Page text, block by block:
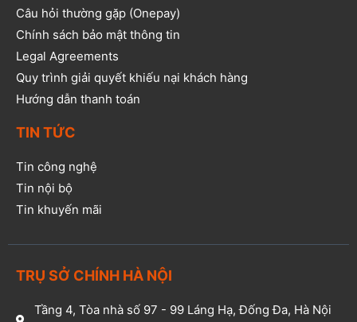
Câu hỏi thường gặp (Onepay)
Chính sách bảo mật thông tin
Legal Agreements
Quy trình giải quyết khiếu nại khách hàng
Hướng dẫn thanh toán
TIN TỨC
Tin công nghệ
Tin nội bộ
Tin khuyến mãi
TRỤ SỞ CHÍNH HÀ NỘI
Tầng 4, Tòa nhà số 97 - 99 Láng Hạ, Đống Đa, Hà Nội